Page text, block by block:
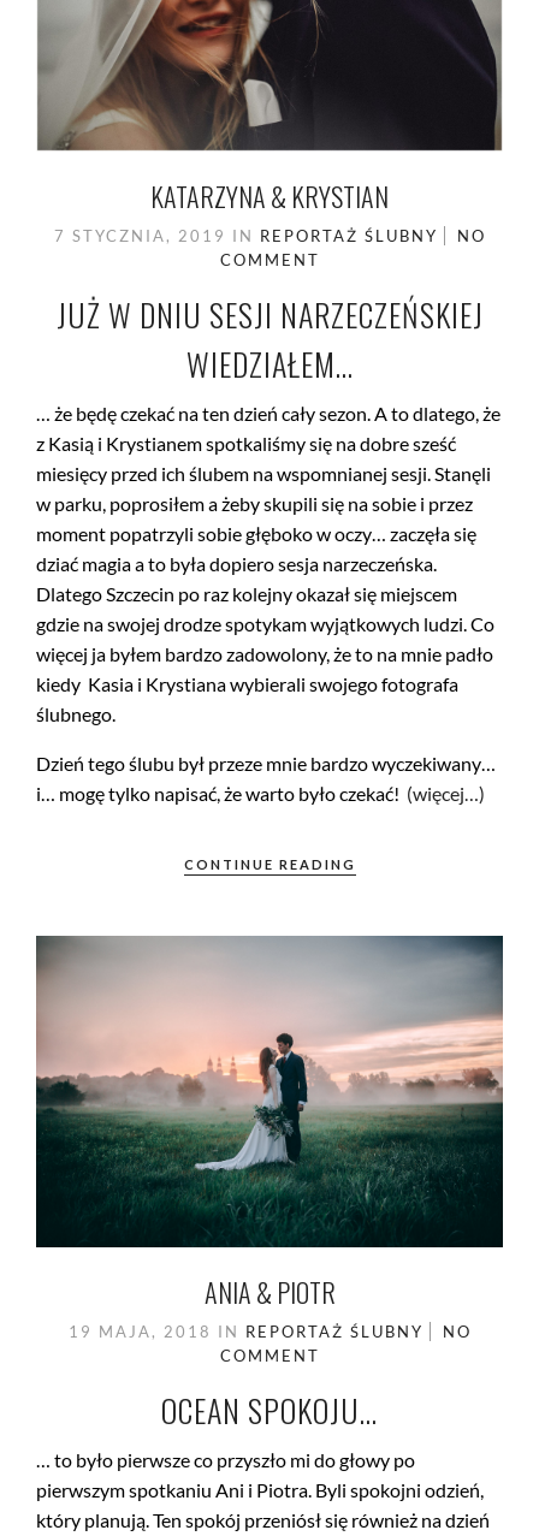
KATARZYNA & KRYSTIAN
7 STYCZNIA, 2019 IN REPORTAŻ ŚLUBNY
NO
COMMENT
JUŻ W DNIU SESJI NARZECZEŃSKIEJ
WIEDZIAŁEM…
… że będę czekać na ten dzień cały sezon. A to dlatego, że
z Kasią i Krystianem spotkaliśmy się na dobre sześć
miesięcy przed ich ślubem na wspomnianej sesji. Stanęli
w parku, poprosiłem a żeby skupili się na sobie i przez
moment popatrzyli sobie głęboko w oczy… zaczęła się
dziać magia a to była dopiero sesja narzeczeńska.
Dlatego Szczecin po raz kolejny okazał się miejscem
gdzie na swojej drodze spotykam wyjątkowych ludzi. Co
więcej ja byłem bardzo zadowolony, że to na mnie padło
kiedy Kasia i Krystiana wybierali swojego fotografa
ślubnego.
Dzień tego ślubu był przeze mnie bardzo wyczekiwany…
i… mogę tylko napisać, że warto było czekać! (więcej…)
CONTINUE READING
ANIA & PIOTR
19 MAJA, 2018 IN REPORTAŻ ŚLUBNY
NO
COMMENT
OCEAN SPOKOJU…
… to było pierwsze co przyszło mi do głowy po
pierwszym spotkaniu Ani i Piotra. Byli spokojni odzień,
który planują. Ten spokój przeniósł się również na dzień